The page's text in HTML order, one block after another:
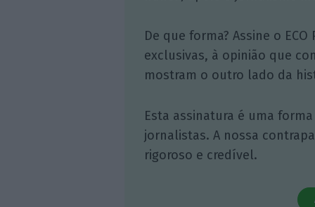
De que forma? Assine o
exclusivas, à opinião que
mostram o outro lado da
Esta assinatura é uma
jornalistas. A nossa
rigoroso e credível.